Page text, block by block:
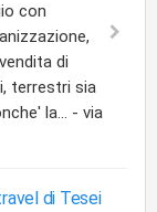
con
di
terrestri sia
la... - via
di Tesei